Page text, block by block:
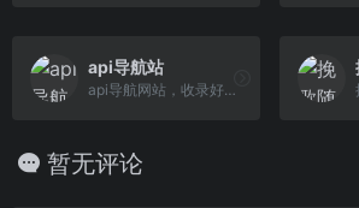
api导航站
api导航网站，收录好用的网站
暂无评论